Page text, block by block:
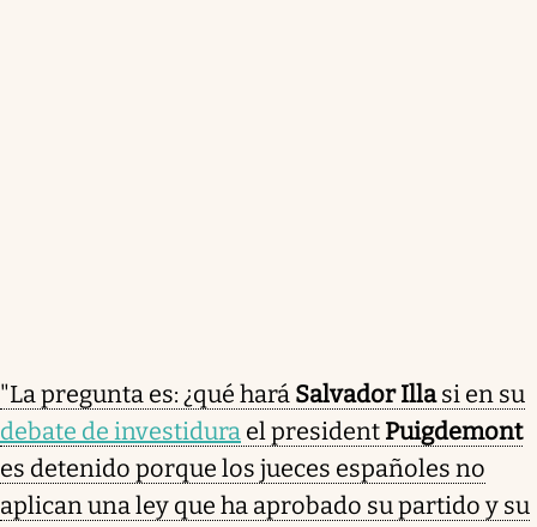
"La pregunta es: ¿qué hará Salvador Illasi en su
debate de investidura el president Puigdemont
es detenido porque los jueces españoles no
aplican una ley que ha aprobado su partido y su